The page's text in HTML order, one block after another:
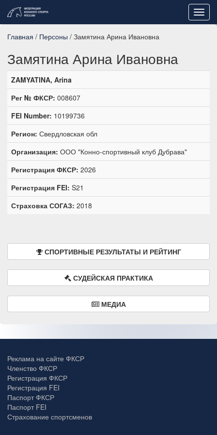
Главная / Персоны / Замятина Арина Ивановна
Замятина Арина Ивановна
ZAMYATINA, Arina
Рег № ФКСР: 008607
FEI Number: 10199736
Регион: Свердловская обл
Организация: ООО "Конно-спортивный клуб Дубрава"
Регистрация ФКСР: 2026
Регистрация FEI: S21
Страховка СОГАЗ: 2018
СПОРТИВНЫЕ РЕЗУЛЬТАТЫ И РЕЙТИНГ
СУДЕЙСКАЯ ПРАКТИКА
МЕДИА
Реклама на сайте ФКСР
Членство ФКСР
Регистрация ФКСР
Регистрация FEI
Паспорт ФКСР
Паспорт FEI
Страхование спортсменов